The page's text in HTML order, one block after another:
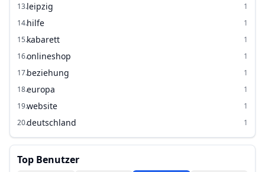
13.leipzig
1
14.hilfe
1
15.kabarett
1
16.onlineshop
1
17.beziehung
1
18.europa
1
19.website
1
20.deutschland 1
Top Benutzer